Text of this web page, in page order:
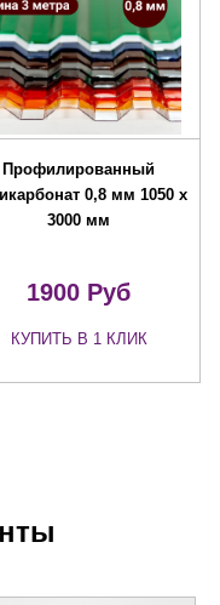
Профилированный
0,8 мм 1050 х
3000 мм
1900 Руб
КУПИТЬ В 1 КЛИК